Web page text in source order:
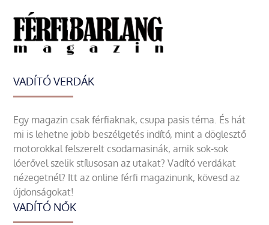
VADÍTÓ VERDÁK
Egy magazin csak férfiaknak, csupa pasis téma. És hát
mi is lehetne jobb beszélgetés indító, mint a döglesztő
motorokkal felszerelt csodamasinák, amik sok-sok
lóerővel szelik stílusosan az utakat? Vadító verdákat
nézegetnél? Itt az online férfi magazinunk, kövesd az
újdonságokat!
VADÍTÓ NŐK